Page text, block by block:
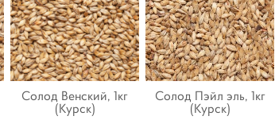
Солод Венский, 1кг
(Курск)
Солод Пэйл эль, 1кг
(Курск)